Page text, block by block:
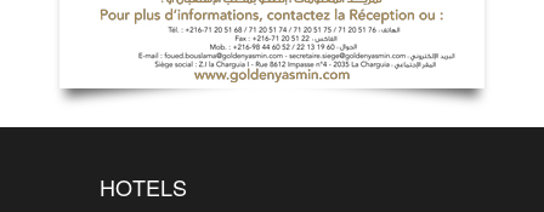
HOTELS